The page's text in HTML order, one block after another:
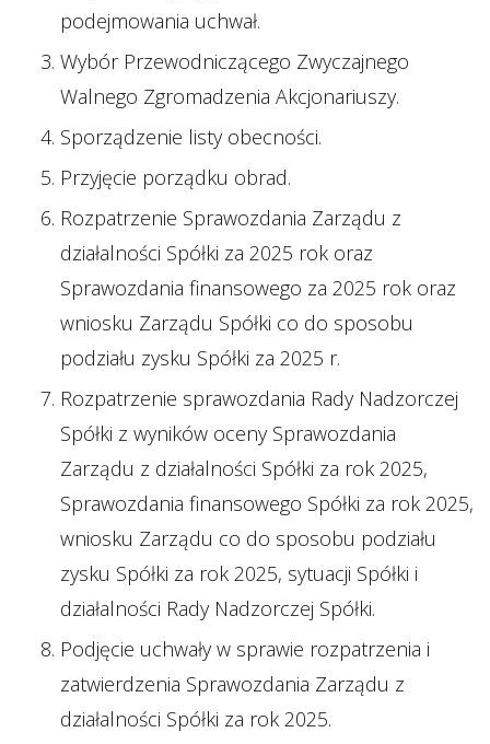
podejmowania uchwał.
Wybór Przewodniczącego Zwyczajnego
Walnego Zgromadzenia Akcjonariuszy.
Sporządzenie listy obecności.
Przyjęcie porządku obrad.
Rozpatrzenie Sprawozdania Zarządu z
działalności Spółki za 2025 rok oraz
Sprawozdania finansowego za 2025 rok oraz
wniosku Zarządu Spółki co do sposobu
podziału zysku Spółki za 2025 r.
Rozpatrzenie sprawozdania Rady Nadzorczej
Spółki z wyników oceny Sprawozdania
Zarządu z działalności Spółki za rok 2025,
Sprawozdania finansowego Spółki za rok 2025,
wniosku Zarządu co do sposobu podziału
zysku Spółki za rok 2025, sytuacji Spółki i
działalności Rady Nadzorczej Spółki.
Podjęcie uchwały w sprawie rozpatrzenia i
zatwierdzenia Sprawozdania Zarządu z
działalności Spółki za rok 2025.